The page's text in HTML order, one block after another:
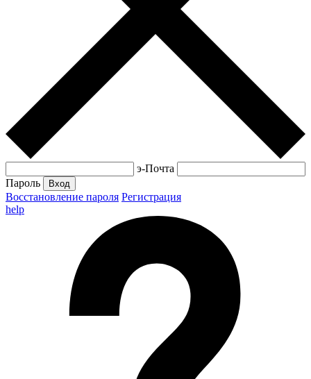
э-Почта
Пароль
Вход
Восстановление пароля Регистрация
help